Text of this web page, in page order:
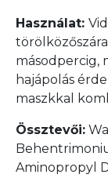
Használat:
másodpercig,
hajápolás
maszkkal
Össztevői:
Aminopropyl